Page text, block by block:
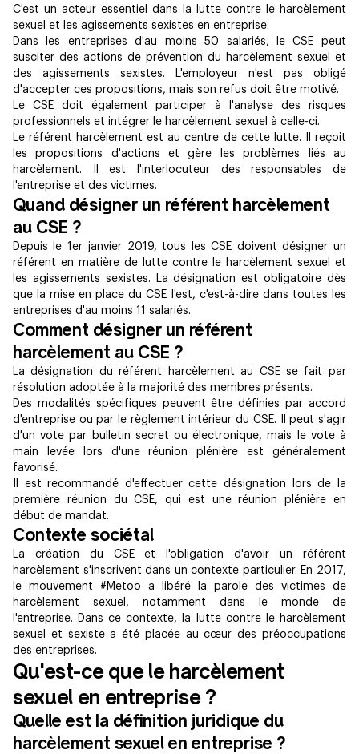
C'est un acteur essentiel dans la lutte contre le harcèlement
sexuel et les agissements sexistes en entreprise.
Dans les entreprises d'au moins 50 salariés, le CSE peut
susciter des actions de prévention du harcèlement sexuel et
des agissements sexistes. L'employeur n'est pas obligé
d'accepter ces propositions, mais son refus doit être motivé.
Le CSE doit également participer à l'analyse des risques
professionnels et intégrer le harcèlement sexuel à celle-ci.
Le référent harcèlement est au centre de cette lutte. Il reçoit
les propositions d'actions et gère les problèmes liés au
harcèlement. Il est l'interlocuteur des responsables de
l'entreprise et des victimes.
Quand désigner un référent harcèlement
au CSE ?
Depuis le 1er janvier 2019, tous les CSE doivent désigner un
référent en matière de lutte contre le harcèlement sexuel et
les agissements sexistes. La désignation est obligatoire dès
que la mise en place du CSE l'est, c'est-à-dire dans toutes les
entreprises d'au moins 11 salariés.
Comment désigner un référent
harcèlement au CSE ?
La désignation du référent harcèlement au CSE se fait par
résolution adoptée à la majorité des membres présents.
Des modalités spécifiques peuvent être définies par accord
d'entreprise ou par le règlement intérieur du CSE. Il peut s'agir
d'un vote par bulletin secret ou électronique, mais le vote à
main levée lors d'une réunion plénière est généralement
favorisé.
Il est recommandé d'effectuer cette désignation lors de la
première réunion du CSE, qui est une réunion plénière en
début de mandat.
Contexte sociétal
La création du CSE et l'obligation d'avoir un référent
harcèlement s'inscrivent dans un contexte particulier. En 2017,
le mouvement #Metoo a libéré la parole des victimes de
harcèlement sexuel, notamment dans le monde de
l'entreprise. Dans ce contexte, la lutte contre le harcèlement
sexuel et sexiste a été placée au cœur des préoccupations
des entreprises.
Qu'est-ce que le harcèlement
sexuel en entreprise ?
Quelle est la définition juridique du
harcèlement sexuel en entreprise ?